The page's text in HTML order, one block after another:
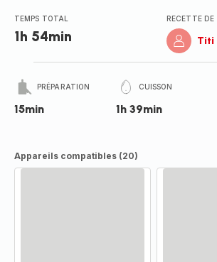
TEMPS TOTAL
1h 54min
RECETTE DE
Titi
PRÉPARATION
15min
CUISSON
1h 39min
Appareils compatibles (20)